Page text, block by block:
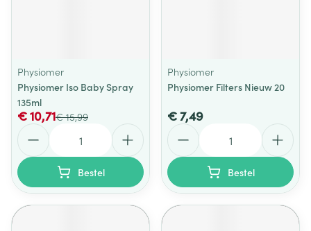
Physiomer
Physiomer Iso Baby Spray
135ml
€ 15,99
€ 10,71
Bestel
Physiomer
Physiomer Filters Nieuw 20
€ 7,49
Bestel